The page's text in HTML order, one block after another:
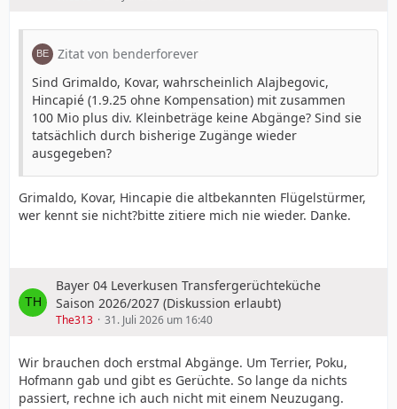
Jugend endete nach drei Monaten im Winter. Kein Bock
mehr auf matschige Asche.
Ab zum Basketball bei TuS 04.
Aber warum saß ich zwei Jahre später im Auto eines
Basketball Nationalspieler aus Leverkusen?
Beide waren stolz, er aufs Auto. Ich auf die Mitfahrt.
Basketball EM in Leverkusen 1985.
Zitat von benderforever
Sind Grimaldo, Kovar, wahrscheinlich Alajbegovic,
Hincapié (1.9.25 ohne Kompensation) mit zusammen
100 Mio plus div. Kleinbeträge keine Abgänge? Sind sie
tatsächlich durch bisherige Zugänge wieder
ausgegeben?
Grimaldo, Kovar, Hincapie die altbekannten Flügelstürmer,
wer kennt sie nicht?bitte zitiere mich nie wieder. Danke.
Bayer 04 Leverkusen Transfergerüchteküche
Saison 2026/2027 (Diskussion erlaubt)
The313 31. Juli 2026 um 16:40
Wir brauchen doch erstmal Abgänge. Um Terrier, Poku,
Hofmann gab und gibt es Gerüchte. So lange da nichts
passiert, rechne ich auch nicht mit einem Neuzugang.